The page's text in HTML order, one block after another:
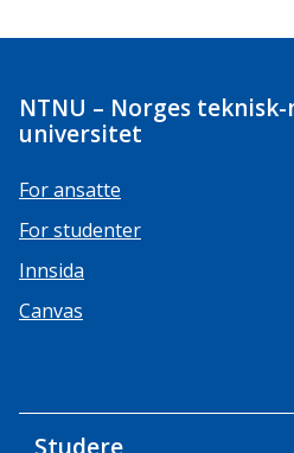
NTNU – Norges
universitet
For ansatte
For studenter
Innsida
Canvas